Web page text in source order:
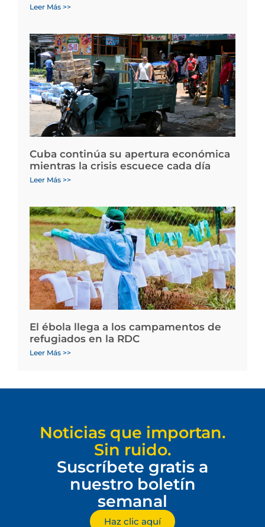
Leer Más >>
Cuba continúa su apertura económica
mientras la crisis escuece cada día
Leer Más >>
El ébola llega a los campamentos de
refugiados en la RDC
Leer Más >>
Noticias que importan.
Sin ruido.
Suscríbete gratis a
nuestro boletín
semanal
Haz clic aquí